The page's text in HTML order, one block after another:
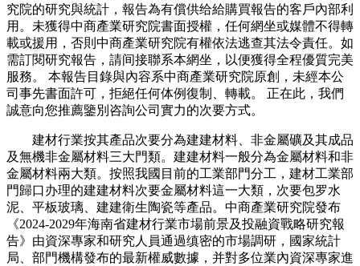
究院的研究與統計，報告為有償供给給購買報告的客戶內部利
用。未獲得中商產業研究院書面授權，任何網坐或媒體不得轉
載或援用，否則中商產業研究院有權依法逃查其法令責任。如
需訂閱研究報告，請间接聯系本網坐，以便獲得全程優質完美
服務。 本報告目錄與內容系中商產業研究院原創，未經本公
司事先書面許可，拒絕任何体例復制、轉載。 正在此，我們
誠意向您推薦鑒別咨詢公司實力的次要方式。
建材行業按其產品次要分為建建材料、非金屬礦及其成品
及無機非金屬材料三大門類。建建材料一般分為金屬材料和非
金屬材料兩大類。按照我國目前的工業部門分工，建材工業部
門歸口办理的建建材料次要金屬材料這一大類，次要包罗水
泥、平板玻璃、建建衛生陶瓷等產品。中商產業研究院發布
《2024-2029年海南省建材行業市場前景及投融資戰略研究報
告》由資深專家和研究人員通過缜密的市場調研，國家統計
局、部門機構發布的最新權威數據，并對多位業內資深專家進